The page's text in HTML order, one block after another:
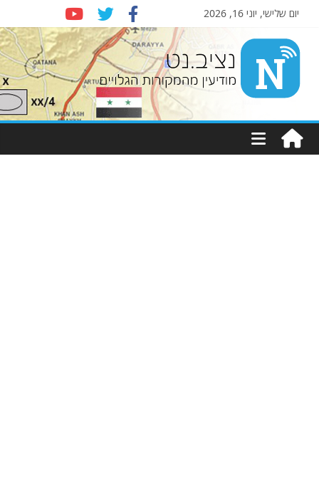
יום שלישי, יוני 16, 2026
Nziv.net
מודיעין
מהמקורות